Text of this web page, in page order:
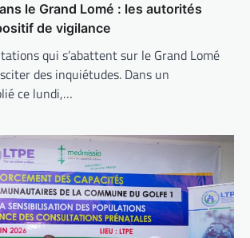
le Grand Lomé : les autorités
de vigilance
qui s’abattent sur le Grand Lomé
des inquiétudes. Dans un
ce lundi,…